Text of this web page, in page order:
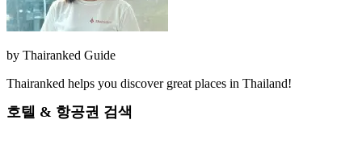
by Thairanked Guide
Thairanked helps you discover great places in Thailand!
호텔 & 항공권 검색